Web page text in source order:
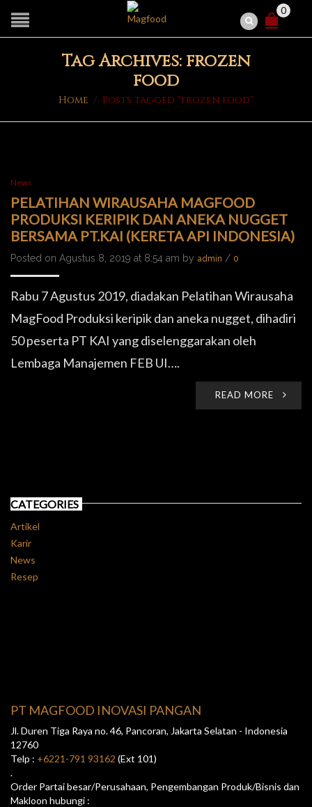
0
Tag Archives: frozen
food
Home / Posts tagged "frozen food"
News
PELATIHAN WIRAUSAHA MAGFOOD
PRODUKSI KERIPIK DAN ANEKA NUGGET
BERSAMA PT.KAI (KERETA API INDONESIA)
Posted on Agustus 8, 2019 at 8:54 am by admin / 0
Rabu 7 Agustus 2019, diadakan Pelatihan Wirausaha
MagFood Produksi keripik dan aneka nugget, dihadiri
50 peserta PT KAI yang diselenggarakan oleh
Lembaga Manajemen FEB UI….
READ MORE
CATEGORIES
Artikel
Karir
News
Resep
PT MAGFOOD INOVASI PANGAN
Jl. Duren Tiga Raya no. 46, Pancoran, Jakarta Selatan - Indonesia
12760
Telp : +6221-791 93162 (Ext 101)
.
Order Partai besar/Perusahaan, Pengembangan Produk/Bisnis dan
Makloon hubungi :